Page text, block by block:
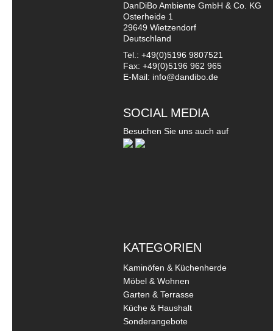
DanDiBo Ambiente GmbH & Co. KG
Osterheide 1
29649 Wietzendorf
Deutschland
Tel.: +49(0)5196 9807521
Fax: +49(0)5196 962 965
E-Mail: info@dandibo.de
SOCIAL MEDIA
Besuchen Sie uns auch auf
KATEGORIEN
Kaminöfen & Küchenherde
Möbel & Wohnen
Garten & Terrasse
Küche & Haushalt
Sonderangebote